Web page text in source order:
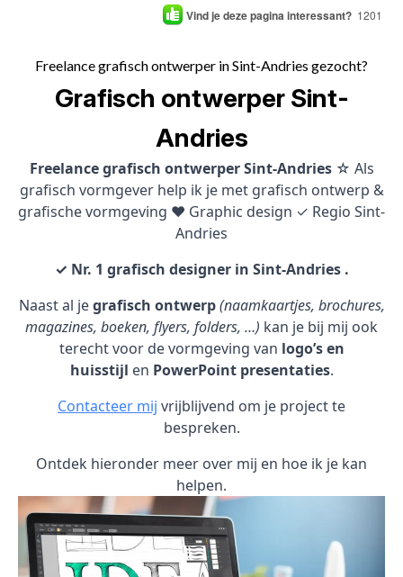
Vind je deze pagina interessant? 1201
Freelance grafisch ontwerper in Sint-Andries gezocht?
Grafisch ontwerper Sint-
Andries
Freelance grafisch ontwerper Sint-Andries ☆ Als
grafisch vormgever help ik je met grafisch ontwerp &
grafische vormgeving ♥ Graphic design ✓ Regio Sint-
Andries
✓ Nr. 1 grafisch designer in Sint-Andries .
Naast al jegrafisch ontwerp (naamkaartjes, brochures,
magazines, boeken, flyers, folders, …) kan je bij mij ook
terecht voor de vormgeving van logo’s en
huisstijl en PowerPoint presentaties.
Contacteer mij vrijblijvend om je project te
bespreken.
Ontdek hieronder meer over mij en hoe ik je kan
helpen.